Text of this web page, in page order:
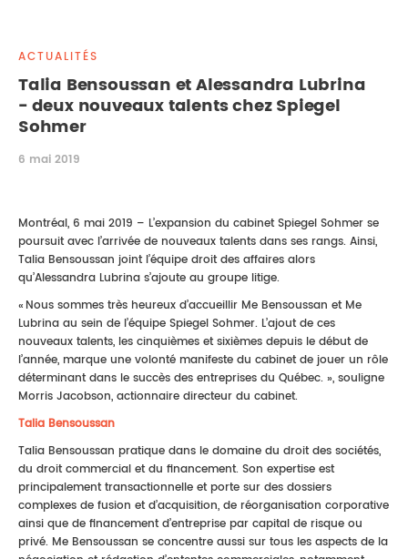
PROPRIÉTÉ INTELLECTUELLE
DROIT DE LA FAMILLE
ACTUALITÉS
Talia Bensoussan et Alessandra Lubrina
- deux nouveaux talents chez Spiegel
Sohmer
6 mai 2019
Montréal, 6 mai 2019 – L’expansion du cabinet Spiegel Sohmer se
poursuit avec l’arrivée de nouveaux talents dans ses rangs. Ainsi,
Talia Bensoussan joint l’équipe droit des affaires alors
qu’Alessandra Lubrina s’ajoute au groupe litige.
« Nous sommes très heureux d’accueillir Me Bensoussan et Me
Lubrina au sein de l’équipe Spiegel Sohmer. L’ajout de ces
nouveaux talents, les cinquièmes et sixièmes depuis le début de
l’année, marque une volonté manifeste du cabinet de jouer un rôle
déterminant dans le succès des entreprises du Québec. », souligne
Morris Jacobson, actionnaire directeur du cabinet.
Talia Bensoussan
Talia Bensoussan pratique dans le domaine du droit des sociétés,
du droit commercial et du financement. Son expertise est
principalement transactionnelle et porte sur des dossiers
complexes de fusion et d’acquisition, de réorganisation corporative
ainsi que de financement d’entreprise par capital de risque ou
privé. Me Bensoussan se concentre aussi sur tous les aspects de la